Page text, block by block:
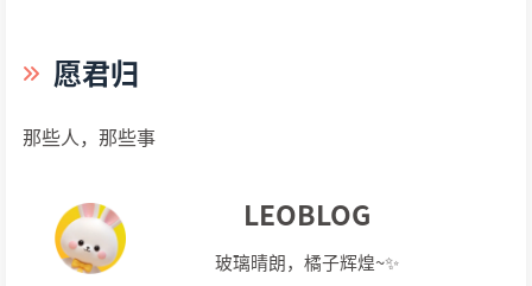
愿君归
那些人，那些事
LEOBLOG
玻璃晴朗，橘子辉煌~✨